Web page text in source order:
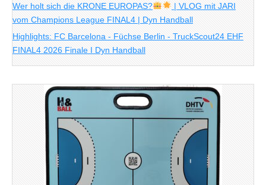
Wer holt sich die KRONE EUROPAS?
| VLOG mit JARI
vom Champions League FINAL4 | Dyn Handball
Highlights: FC Barcelona - Füchse Berlin - TruckScout24 EHF
FINAL4 2026 Finale I Dyn Handball